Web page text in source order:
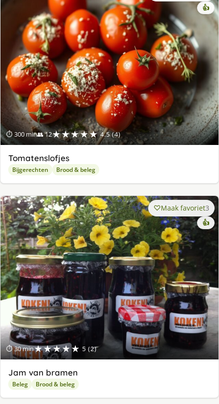
⏱ 300 min👥 12★★★★★ 4.5 (4)
👍
Tomatenslofjes
Bijgerechten Brood & beleg
⏱ 30 min★★★★★ 5 (2)
Maak favoriet3
👍
Jam van bramen
Beleg Brood & beleg